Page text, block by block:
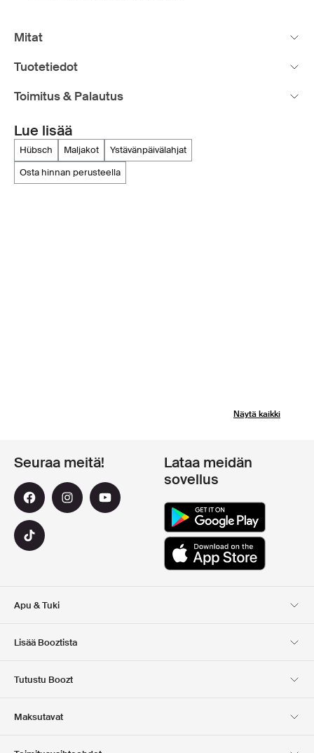
Mitat
Tuotetiedot
Toimitus & Palautus
Lue lisää
hübsch maljakot
ystävänpäivälahjat
osta hinnan perusteella
Näytä kaikki
Apu & Tuki
Lisää Booztista
Club Boozt
Tutustu Boozt
Seuraa meitä!
Lataa meidän
sovellus
Maksutavat